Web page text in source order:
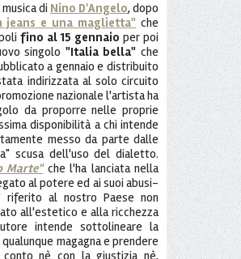
di Nino D'Angelo, dopo
jeans e una maglietta" che
fino al 15 gennaio per poi
singolo "Italia bella" che
a gennaio e distribuito
indirizzata al solo circuito
nazionale l'artista ha
da proporre nelle proprie
disponibilità a chi intende
messo da parte dalle
scusa dell'uso del dialetto.
Marte"che l'ha lanciata nella
al potere ed ai suoi abusi-
riferito al nostro Paese non
all'estetico e alla ricchezza
intende sottolineare la
magagna e prendere
nè con la giustizia nè,